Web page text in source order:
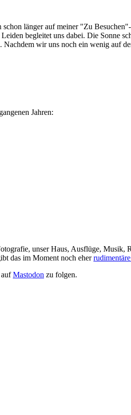
länger auf meiner "Zu
begleitet uns dabei. Die Sonne
wir uns noch ein wenig auf
Jahren:
unser Haus, Ausflüge, Musik,
das im Moment noch eher
aufMastodon zu folgen.